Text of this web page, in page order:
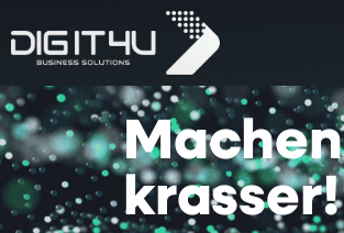
Machen
krasser!